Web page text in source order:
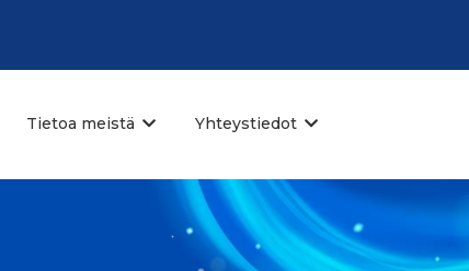
Tietoa meistä Yhteystiedot